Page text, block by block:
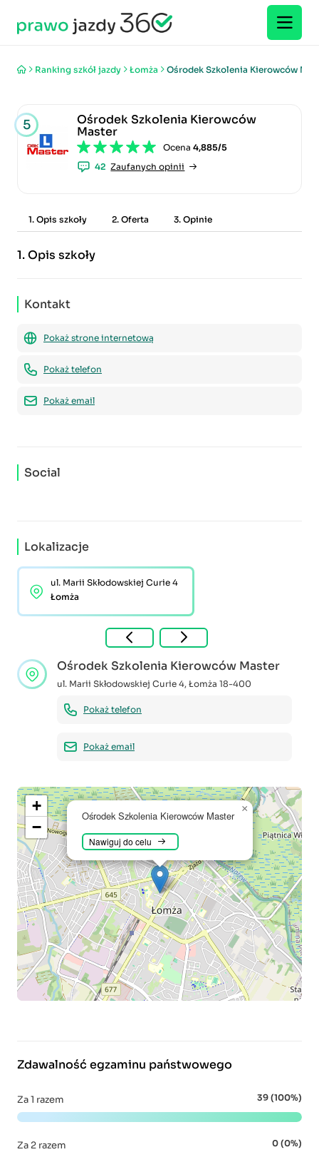
Ranking szkół jazdy Łomża Ośrodek Szkolenia Kierowców
5
Ośrodek Szkolenia Kierowców
Master
Ocena4,885/5
42 Zaufanych opinii
1. Opis szkoły 2. Oferta 3. Opinie
1.Opis szkoły
Kontakt
Pokaż strone internetową
Pokaż telefon
Pokaż email
Social
Lokalizacje
ul. Marii Skłodowskiej Curie 4
Łomża
Ośrodek Szkolenia Kierowców Master
ul. Marii Skłodowskiej Curie 4, Łomża 18-400
Pokaż telefon
Pokaż email
Ośrodek Szkolenia Kierowców Master
Nawiguj do celu
×
+
−
Zdawalność egzaminu państwowego
Za 1 razem 39 (100%)
Za 2 razem 0 (0%)